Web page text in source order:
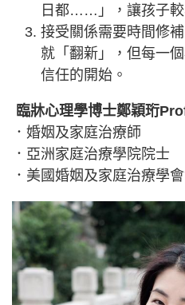
日都……」，讓孩子較
接受關係需要時間修
就「翻新」，但每一
信任的開始。
臨牀心理學博士鄭穎珩
．婚姻及家庭治療師
．亞洲家庭治療學院院士
．美國婚姻及家庭治療學